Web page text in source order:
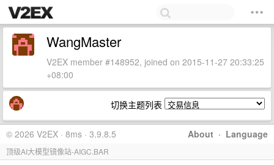
WangMaster
V2EX member #148952, joined on 2015-11-27 20:33:25
+08:00
切换主题列表
About · Language
© 2026 V2EX · 8ms · 3.9.8.5
顶级AI大模型镜像站-AIGC.BAR